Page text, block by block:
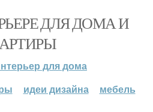
ДЛЯ ДОМА И
для дома
идеи дизайна мебель